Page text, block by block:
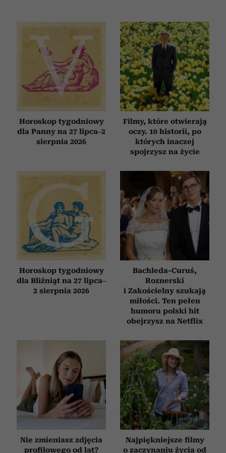
Partnerzy mogą połączyć te informacje z innymi danymi
otrzymanymi od Ciebie lub uzyskanymi podczas
korzystania z ich usług.
Horoskop tygodniowy
dla Panny na 27 lipca–2
sierpnia 2026
Filmy, które otwierają
oczy. 10 historii, po
których inaczej
spojrzysz na życie
Horoskop tygodniowy
dla Bliźniąt na 27 lipca–
2 sierpnia 2026
Bachleda-Curuś,
Roznerski
i Zakościelny szukają
miłości. Ten pełen
humoru polski hit
obejrzysz na Netflix
Nie zmieniasz zdjęcia
profilowego od lat?
Najpiękniejsze filmy
o zaczynaniu życia od